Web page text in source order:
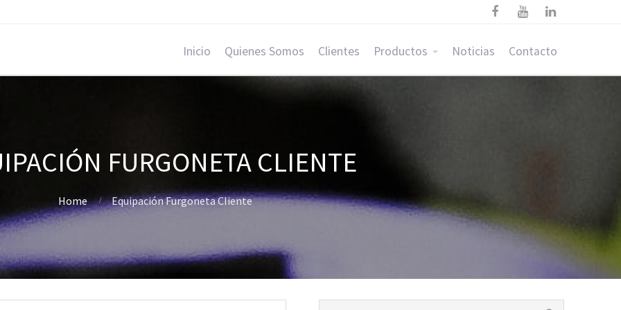
  
Inicio Quienes Somos Clientes Productos Noticias Contacto
FURGONETA CLIENTE
Home Equipación Furgoneta Cliente